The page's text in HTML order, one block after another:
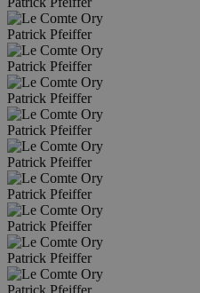
Patrick Pfeiffer
Patrick Pfeiffer
Patrick Pfeiffer
Patrick Pfeiffer
Patrick Pfeiffer
Patrick Pfeiffer
Patrick Pfeiffer
Patrick Pfeiffer
Patrick Pfeiffer